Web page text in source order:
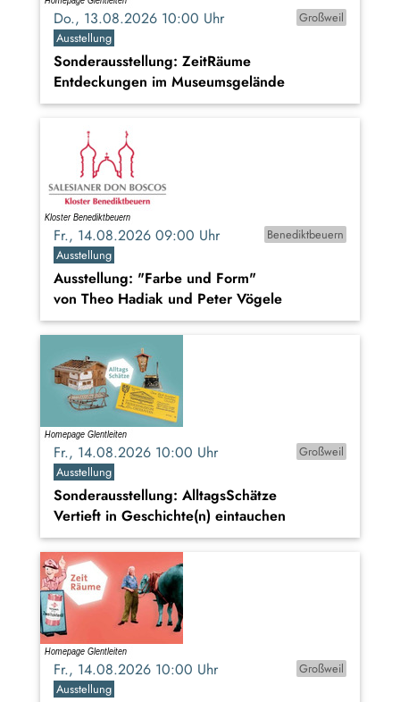
Do., 13.08.2026 10:00 Uhr
Großweil
Ausstellung
Sonderausstellung: ZeitRäume
Entdeckungen im Museumsgelände
Fr., 14.08.2026 09:00 Uhr
Benediktbeuern
Ausstellung
Ausstellung: "Farbe und Form"
von Theo Hadiak und Peter Vögele
Fr., 14.08.2026 10:00 Uhr
Großweil
Ausstellung
Sonderausstellung: AlltagsSchätze
Vertieft in Geschichte(n) eintauchen
Fr., 14.08.2026 10:00 Uhr
Großweil
Ausstellung